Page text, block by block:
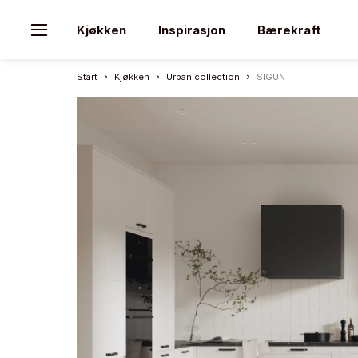
Kjøkken Inspirasjon Bærekraft
Start Kjøkken Urban collection SIGUN